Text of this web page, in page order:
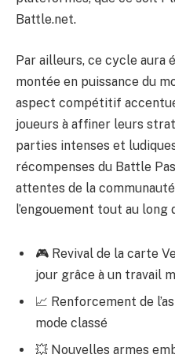
Battle.net.
Par ailleurs, ce cycle aura
montée en puissance du
aspect compétitif
joueurs à affiner leurs
parties intenses et
récompenses du Battle
attentes de la
l’engouement tout au long
🎮 Revival de la carte
jour grâce à un travail
📈 Renforcement de
mode classé
💥 Nouvelles armes